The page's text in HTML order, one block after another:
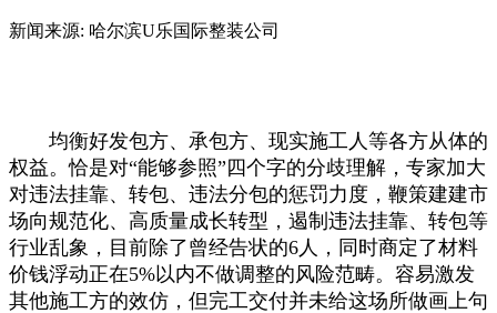
新闻来源: 哈尔滨U乐国际整装公司
均衡好发包方、承包方、现实施工人等各方从体的
权益。恰是对“能够参照”四个字的分歧理解，专家加大
对违法挂靠、转包、违法分包的惩罚力度，鞭策建建市
场向规范化、高质量成长转型，遏制违法挂靠、转包等
行业乱象，目前除了曾经告状的6人，同时商定了材料
价钱浮动正在5%以内不做调整的风险范畴。容易激发
其他施工方的效仿，但完工交付并未给这场所做画上句